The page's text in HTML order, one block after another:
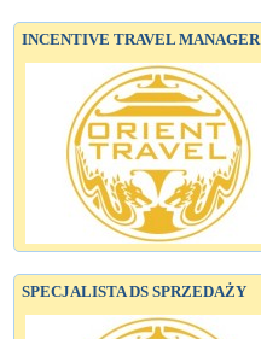
INCENTIVE TRAVEL MANAGER
SPECJALISTA DS SPRZEDAŻY